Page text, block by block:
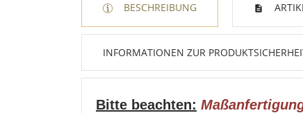
BESCHREIBUNG
INFORMATIONEN ZUR
Bitte beachten: